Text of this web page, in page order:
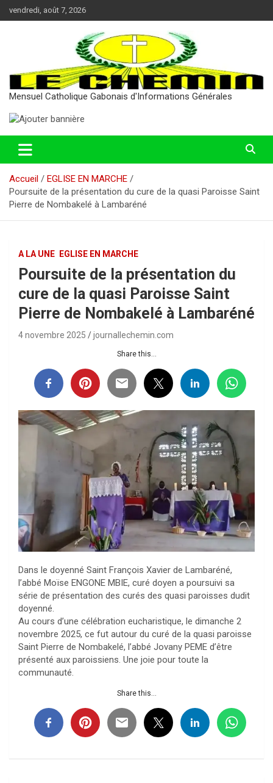
au
vendredi, août 7, 2026
Mensuel Catholique Gabonais d'Informations Générales
Accueil
EGLISE EN MARCHE
Poursuite de la présentation du cure de la quasi Paroisse Saint
Pierre de Nombakelé à Lambaréné
A LA UNE EGLISE EN MARCHE
Poursuite de la présentation du
cure de la quasi Paroisse Saint
Pierre de Nombakelé à Lambaréné
4 novembre 2025 journallechemin.com
Share this...
Dans le doyenné Saint François Xavier de Lambaréné,
l’abbé Moïse ENGONE MBIE, curé doyen a poursuivi sa
série de présentation des curés des quasi paroisses dudit
doyenné.
Au cours d’une célébration eucharistique, le dimanche 2
novembre 2025, ce fut autour du curé de la quasi paroisse
Saint Pierre de Nombakelé, l’abbé Jovany PEME d’être
présenté aux paroissiens. Une joie pour toute la
communauté.
Share this...